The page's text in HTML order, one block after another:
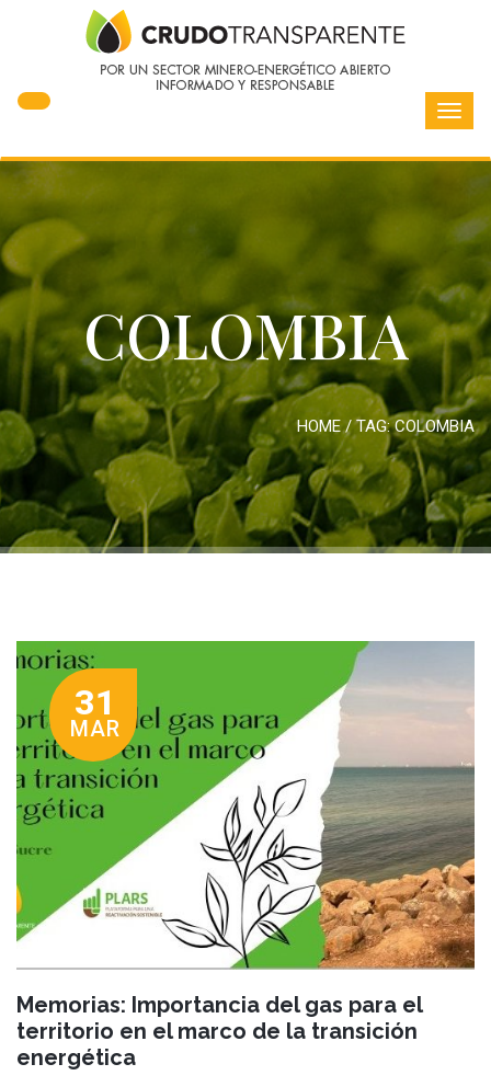
COLOMBIA
HOME/ TAG:COLOMBIA
31
MAR
Memorias: Importancia del gas para el
territorio en el marco de la transición
energética